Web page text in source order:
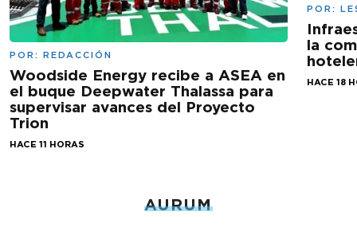
POR: REDACCIÓN
Woodside Energy recibe a ASEA en
el buque Deepwater Thalassa para
supervisar avances del Proyecto
Trion
HACE 11 HORAS
POR:
la
HACE 18
AURUM